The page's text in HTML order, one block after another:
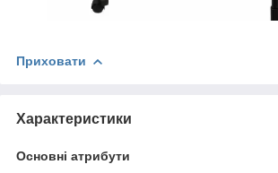
Приховати
Характеристики
Основні атрибути